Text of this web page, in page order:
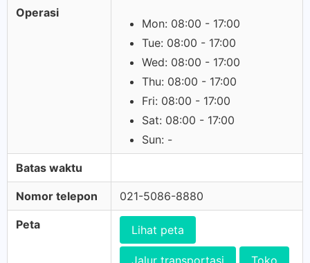
Operasi
Mon: 08:00 - 17:00
Tue: 08:00 - 17:00
Wed: 08:00 - 17:00
Thu: 08:00 - 17:00
Fri: 08:00 - 17:00
Sat: 08:00 - 17:00
Sun: -
Batas waktu
Nomor telepon 021-5086-8880
Peta Lihat peta
Jalur transportasi Toko